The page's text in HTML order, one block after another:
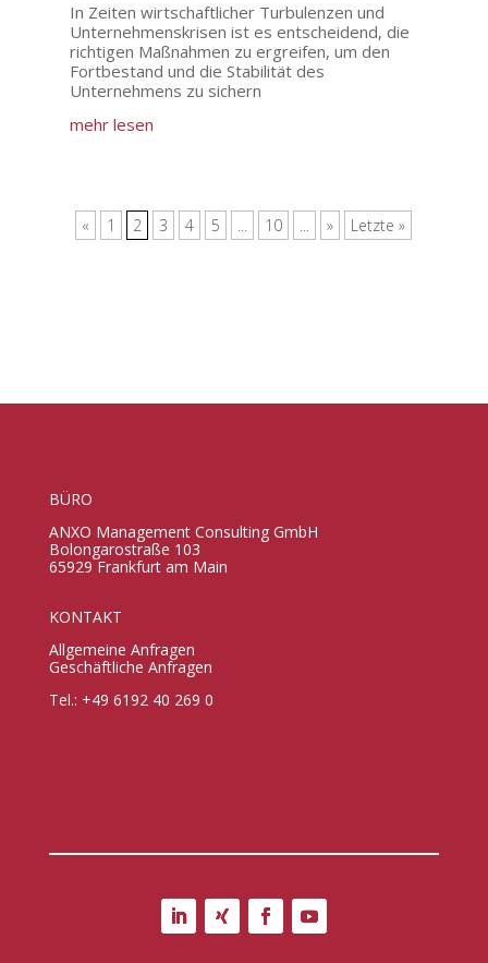
In Zeiten wirtschaftlicher Turbulenzen und
Unternehmenskrisen ist es entscheidend, die
richtigen Maßnahmen zu ergreifen, um den
Fortbestand und die Stabilität des
Unternehmens zu sichern
mehr lesen
« 1 2 3 4 5 ... 10 ... » Letzte »
BÜRO
ANXO Management Consulting GmbH
Bolongarostraße 103
65929 Frankfurt am Main
KONTAKT
Allgemeine Anfragen
Geschäftliche Anfragen
Tel.: +49 6192 40 269 0